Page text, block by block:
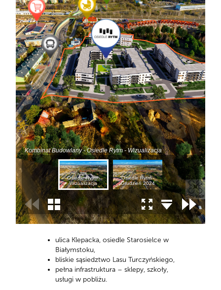
ulica Klepacka, osiedle Starosielce w
Białymstoku,
bliskie sąsiedztwo Lasu Turczyńskiego,
pełna infrastruktura – sklepy, szkoły,
usługi w pobliżu.